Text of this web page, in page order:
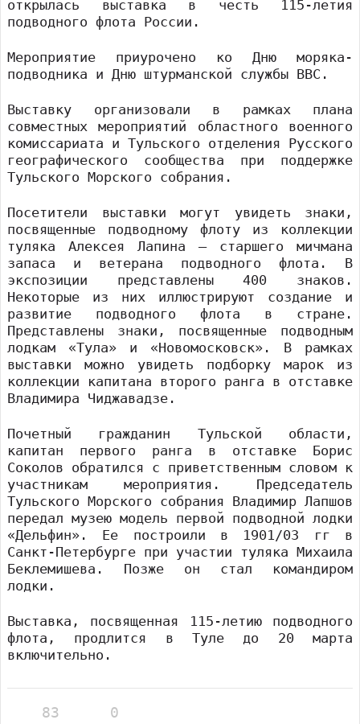
открылась выставка в честь 115-летия
подводного флота России.
Мероприятие приурочено ко Дню моряка-
подводника и Дню штурманской службы ВВС.
Выставку организовали в рамках плана
совместных мероприятий областного военного
комиссариата и Тульского отделения Русского
географического сообщества при поддержке
Тульского Морского собрания.
Посетители выставки могут увидеть знаки,
посвященные подводному флоту из коллекции
туляка Алексея Лапина — старшего мичмана
запаса и ветерана подводного флота. В
экспозиции представлены 400 знаков.
Некоторые из них иллюстрируют создание и
развитие подводного флота в стране.
Представлены знаки, посвященные подводным
лодкам «Тула» и «Новомосковск». В рамках
выставки можно увидеть подборку марок из
коллекции капитана второго ранга в отставке
Владимира Чиджавадзе.
Почетный гражданин Тульской области,
капитан первого ранга в отставке Борис
Соколов обратился с приветственным словом к
участникам мероприятия. Председатель
Тульского Морского собрания Владимир Лапшов
передал музею модель первой подводной лодки
«Дельфин». Ее построили в 1901/03 гг в
Санкт-Петербурге при участии туляка Михаила
Беклемишева. Позже он стал командиром
лодки.
Выставка, посвященная 115-летию подводного
флота, продлится в Туле до 20 марта
включительно.
83 0